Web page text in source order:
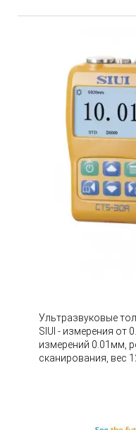
Ультразвуковые
SIUI - измерения от
измерений 0.01мм,
сканирования, вес